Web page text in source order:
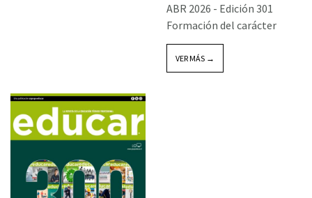
ABR 2026 - Edición 301
Formación del carácter
VER MÁS →